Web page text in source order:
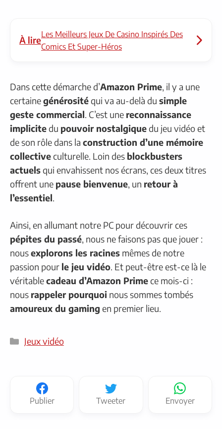
À lire
Les Meilleurs Jeux De Casino Inspirés Des
Comics Et Super-Héros
Dans cette démarche d’Amazon Prime, il y a une
certainegénérositéqui va au-delà du simple
geste commercial. C’est une reconnaissance
implicitedu pouvoir nostalgiquedu jeu vidéo et
de son rôle dans la construction d’une mémoire
collectiveculturelle. Loin des blockbusters
actuelsqui envahissent nos écrans, ces deux titres
offrent une pause bienvenue, un retour à
l’essentiel.
Ainsi, en allumant notre PC pour découvrir ces
pépites du passé, nous ne faisons pas que jouer :
nousexplorons les racines mêmes de notre
passion pour le jeu vidéo. Et peut-être est-ce là le
véritablecadeau d’Amazon Primece mois-ci :
nous rappeler pourquoi nous sommes tombés
amoureux du gaming en premier lieu.
Catégories
Jeux vidéo
Publier Tweeter Envoyer